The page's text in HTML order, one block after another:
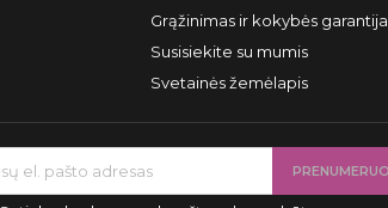
Grąžinimas ir kokybės garantija
Susisiekite su mumis
Svetainės žemėlapis